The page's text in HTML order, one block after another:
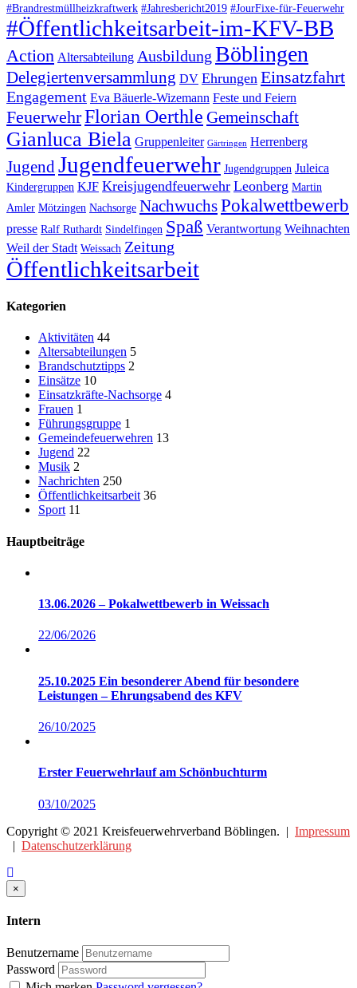
#Brandrestmüllheizkraftwerk #Jahresbericht2019 #JourFixe-für-Feuerwehr
#Öffentlichkeitsarbeit-im-KFV-BB
Action Altersabteilung Ausbildung Böblingen
Delegiertenversammlung DV Ehrungen Einsatzfahrt
Engagement Eva Bäuerle-Wizemann Feste und Feiern
FeuerwehrFlorian Oerthle Gemeinschaft
Gianluca Biela Gruppenleiter Gärtringen Herrenberg
JugendJugendfeuerwehr Jugendgruppen Juleica
Kindergruppen KJF Kreisjugendfeuerwehr Leonberg Martin
Amler Mötzingen Nachsorge NachwuchsPokalwettbewerb
presse Ralf Ruthardt Sindelfingen Spaß Verantwortung Weihnachten
Weil der Stadt Weissach Zeitung
Öffentlichkeitsarbeit
Kategorien
Aktivitäten 44
Altersabteilungen 5
Brandschutztipps 2
Einsätze 10
Einsatzkräfte-Nachsorge 4
Frauen 1
Führungsgruppe 1
Gemeindefeuerwehren 13
Jugend 22
Musik 2
Nachrichten 250
Öffentlichkeitsarbeit 36
Sport 11
Hauptbeiträge
13.06.2026 – Pokalwettbewerb in Weissach
22/06/2026
25.10.2025 Ein besonderer Abend für besondere
Leistungen – Ehrungsabend des KFV
26/10/2025
Erster Feuerwehrlauf am Schönbuchturm
03/10/2025
Copyright © 2021 Kreisfeuerwehrverband Böblingen. | Impressum
| Datenschutzerklärung
×
Intern
Benutzername
Password